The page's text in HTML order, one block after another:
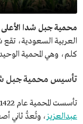
محمية جبل شدا الأعلى
العربية السعودية،
كلم، وهي المحمية
تأسيس محمية جبل
تأسست المحمية عام 1422هـ/2001م في عهد الملك
عبدالعزيز، وتُعدُّ ثاني